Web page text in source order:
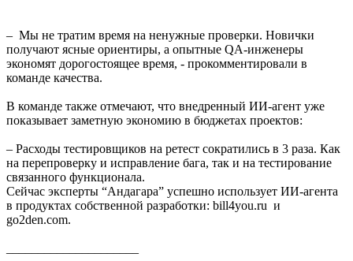
– Мы не тратим время на ненужные проверки. Новички
получают ясные ориентиры, а опытные QA-инженеры
экономят дорогостоящее время, - прокомментировали в
команде качества.
В команде также отмечают, что внедренный ИИ-агент уже
показывает заметную экономию в бюджетах проектов:
– Расходы тестировщиков на ретест сократились в 3 раза. Как
на перепроверку и исправление бага, так и на тестирование
связанного функционала.
Сейчас эксперты “Андагара” успешно использует ИИ-агента
в продуктах собственной разработки: bill4you.ru и
go2den.com.